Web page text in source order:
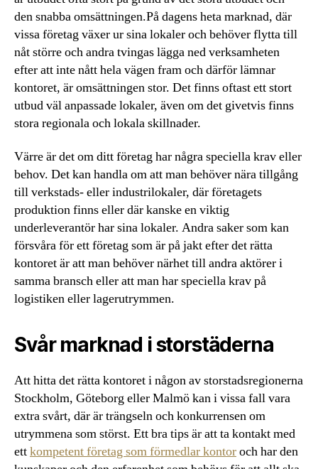
den snabba omsättningen.På dagens heta marknad, där
vissa företag växer ur sina lokaler och behöver flytta till
nåt större och andra tvingas lägga ned verksamheten
efter att inte nått hela vägen fram och därför lämnar
kontoret, är omsättningen stor. Det finns oftast ett stort
utbud väl anpassade lokaler, även om det givetvis finns
stora regionala och lokala skillnader.
Värre är det om ditt företag har några speciella krav eller
behov. Det kan handla om att man behöver nära tillgång
till verkstads- eller industrilokaler, där företagets
produktion finns eller där kanske en viktig
underleverantör har sina lokaler. Andra saker som kan
försvåra för ett företag som är på jakt efter det rätta
kontoret är att man behöver närhet till andra aktörer i
samma bransch eller att man har speciella krav på
logistiken eller lagerutrymmen.
Svår marknad i storstäderna
Att hitta det rätta kontoret i någon av storstadsregionerna
Stockholm, Göteborg eller Malmö kan i vissa fall vara
extra svårt, där är trängseln och konkurrensen om
utrymmena som störst. Ett bra tips är att ta kontakt med
ettkompetent företag som förmedlar kontoroch har den